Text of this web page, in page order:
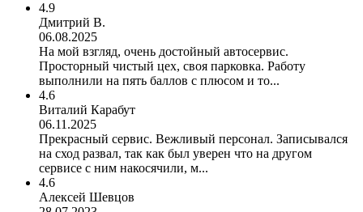
4.9
Дмитрий В.
06.08.2025
На мой взгляд, очень достойный автосервис.
Просторный чистый цех, своя парковка. Работу
выполнили на пять баллов с плюсом и то...
4.6
Виталий Карабут
06.11.2025
Прекрасный сервис. Вежливый персонал. Записывался
на сход развал, так как был уверен что на другом
сервисе с ним накосячили, м...
4.6
Алексей Шевцов